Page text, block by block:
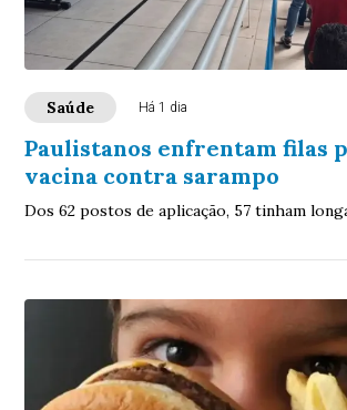
Saúde Há 1 dia
Paulistanos enfrentam filas
vacina contra sarampo
Dos 62 postos de aplicação, 57 tinham